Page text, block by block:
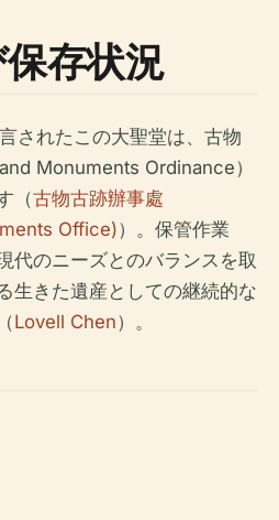
存状況
されたこの大聖堂は、古物
Monuments Ordinance）
（古物古跡辦事處
Office)）。保管作業
代のニーズとのバランスを取
生きた遺産としての継続的な
Lovell Chen）。